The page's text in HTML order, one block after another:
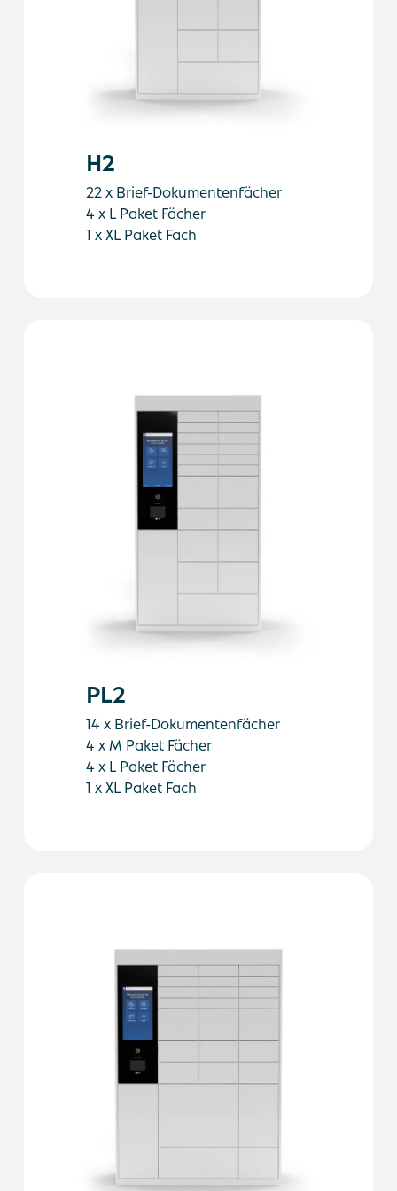
H2
22 x Brief-Dokumentenfächer
4 x L Paket Fächer
1 x XL Paket Fach
PL2
14 x Brief-Dokumentenfächer
4 x M Paket Fächer
4 x L Paket Fächer
1 x XL Paket Fach